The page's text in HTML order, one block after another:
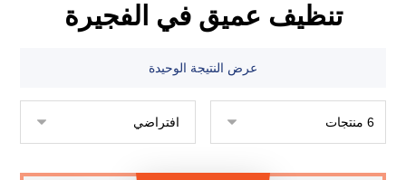
تنظيف عميق في الفجيرة
عرض النتيجة الوحيدة